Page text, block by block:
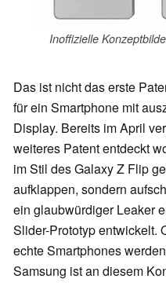
Inoffizielle
Das ist nicht das erste
für ein Smartphone mit
Display. Bereits im April
weiteres Patent entdeckt
im Stil des Galaxy Z Flip
aufklappen, sondern
ein glaubwürdiger Leaker
Slider-Prototyp entwickelt.
echte Smartphones
Samsung ist an diesem